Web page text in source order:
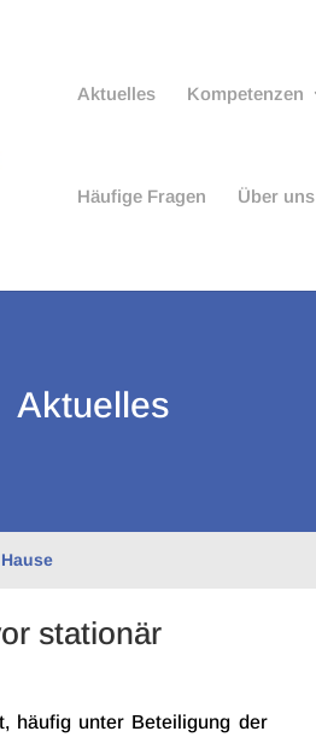
Aktuelles Kompetenzen
Häufige Fragen Über uns
Aktuelles
stationär
häufig unter Betei­li­gung der